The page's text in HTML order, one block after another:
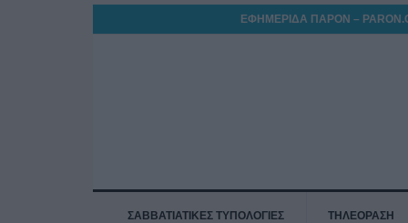
ΕΦΗΜΕΡΙΔΑ ΠΑΡΟΝ –
ΣΑΒΒΑΤΙΑΤΙΚΕΣ ΤΥΠΟΛΟΓΙΕΣ ΤΗΛΕΟΡΑΣΗ